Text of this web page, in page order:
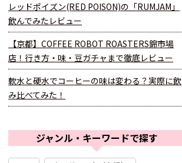
レッドポイズン(RED POISON)の「RUMJAM」
飲んでみたレビュー
【京都】COFFEE ROBOT ROASTERS錦市場
店！行き方・味・豆ガチャまで徹底レビュー
軟水と硬水でコーヒーの味は変わる？実際に飲
み比べてみた！
ジャンル・キーワードで探す